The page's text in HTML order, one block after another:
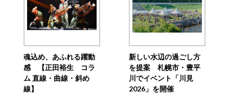
魂込め、あふれる躍動
感 【正田裕生 コラ
ム 直線・曲線・斜め
線】
新しい水辺の過ごし方
を提案 札幌市・豊平
川でイベント「川見
2026」を開催